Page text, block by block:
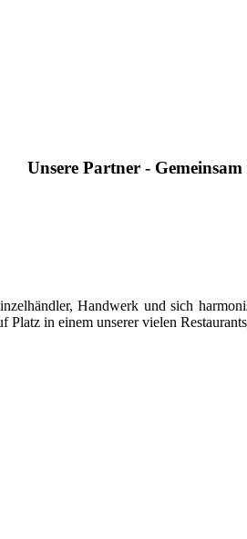
Unsere Partner -
Handwerk und sich
in einem unserer vielen